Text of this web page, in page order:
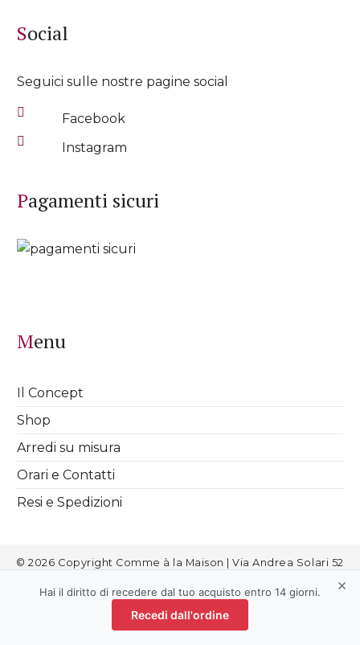
Social
Seguici sulle nostre pagine social
Facebook
Instagram
Pagamenti sicuri
Menu
Il Concept
Shop
Arredi su misura
Orari e Contatti
Resi e Spedizioni
© 2026 Copyright Comme à la Maison | Via Andrea Solari 52
Informativa Privacy | Termini e Condizioni |
Aggiorna le
preferenze sui cookie
Hai il diritto di recedere dal tuo acquisto entro 14 giorni.
Recedi dall'ordine
×